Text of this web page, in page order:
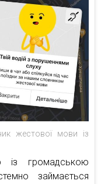
жестової мови із
із громадською
займається